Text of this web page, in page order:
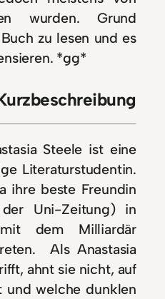
wurden. Grund
zu lesen und es
*gg*
Steele ist eine
Literaturstudentin.
ihre beste Freundin
Uni-Zeitung) in
dem Milliardär
Als Anastasia
ahnt sie nicht, auf
und welche dunklen